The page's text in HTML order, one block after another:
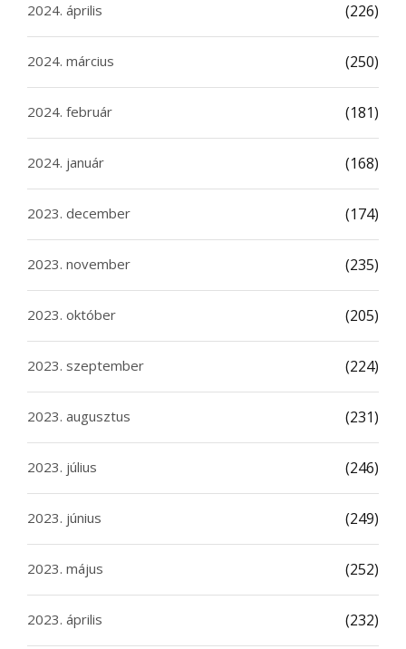
2024. április (226)
2024. március (250)
2024. február (181)
2024. január (168)
2023. december (174)
2023. november (235)
2023. október (205)
2023. szeptember (224)
2023. augusztus (231)
2023. július (246)
2023. június (249)
2023. május (252)
2023. április (232)